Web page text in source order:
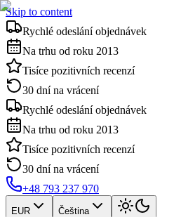
Skip to content
Rychlé odeslání objednávek
Na trhu od roku 2013
Tisíce pozitivních recenzí
30 dní na vrácení
Rychlé odeslání objednávek
Na trhu od roku 2013
Tisíce pozitivních recenzí
30 dní na vrácení
+48 793 237 970
EUR Čeština